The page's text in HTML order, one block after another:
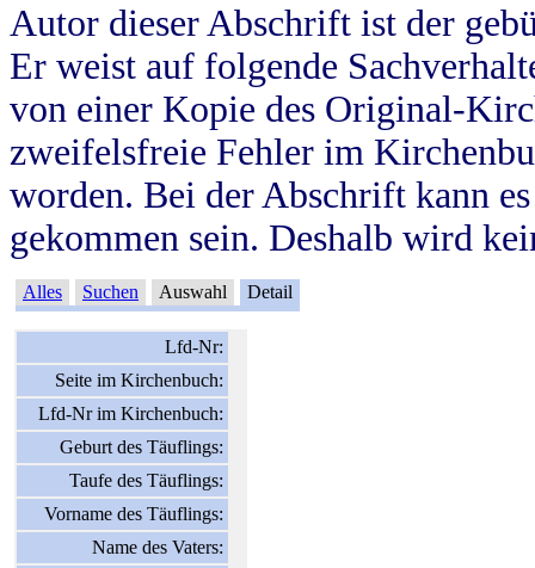
Autor dieser Abschrift ist der
Er weist auf folgende
von einer Kopie des Original-
zweifelsfreie Fehler im
worden. Bei der Abschrift kann
gekommen sein. Deshalb wird
Alles Suchen Auswahl Detail
Lfd-Nr:
Seite im Kirchenbuch:
Lfd-Nr im Kirchenbuch:
Geburt des Täuflings:
Taufe des Täuflings:
Vorname des Täuflings:
Name des Vaters: